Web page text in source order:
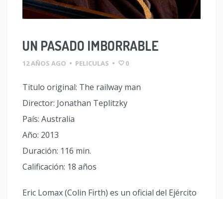
UN PASADO IMBORRABLE
12 AÑOS AGO • PELICULAS • 0
Titulo original: The railway man
Director: Jonathan Teplitzky
País: Australia
Año: 2013
Duración: 116 min.
Calificación: 18 años
Eric Lomax (Colin Firth) es un oficial del Ejército